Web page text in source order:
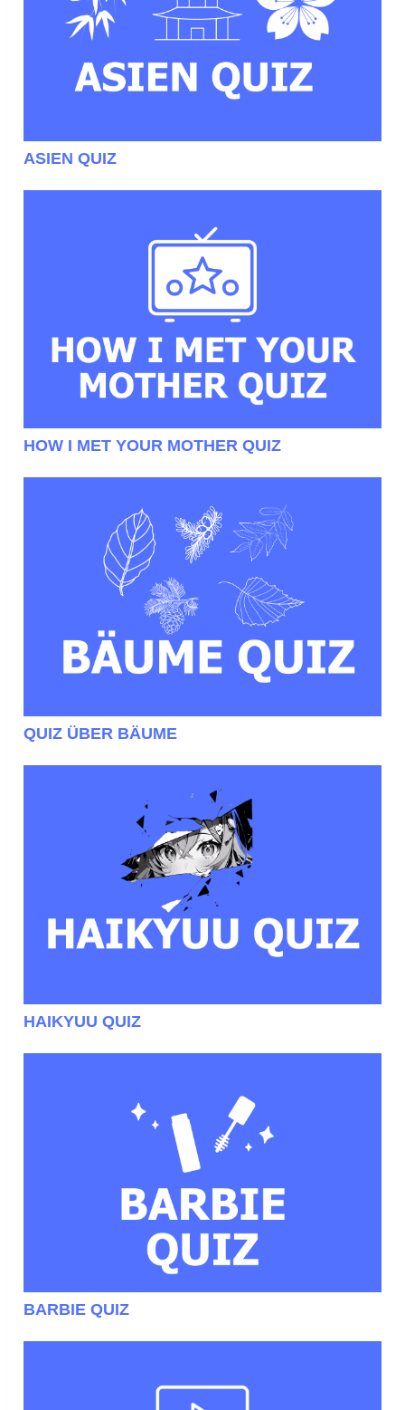
ASIEN QUIZ
HOW I MET YOUR MOTHER QUIZ
QUIZ ÜBER BÄUME
HAIKYUU QUIZ
BARBIE QUIZ